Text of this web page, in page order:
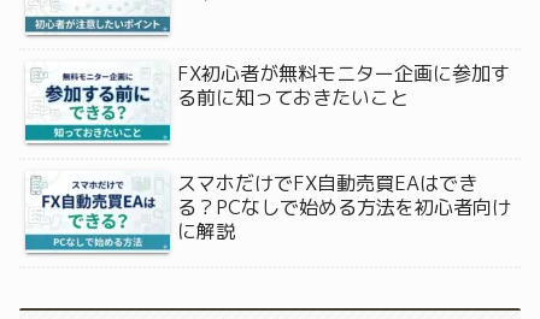
FX初心者が無料モニター企画に参加す
る前に知っておきたいこと
スマホだけでFX自動売買EAはでき
る？PCなしで始める方法を初心者向け
に解説